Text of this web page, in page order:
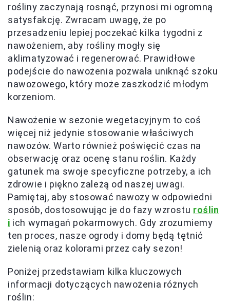
rośliny zaczynają rosnąć, przynosi mi ogromną
satysfakcję. Zwracam uwagę, że po
przesadzeniu lepiej poczekać kilka tygodni z
nawożeniem, aby rośliny mogły się
aklimatyzować i regenerować. Prawidłowe
podejście do nawożenia pozwala uniknąć szoku
nawozowego, który może zaszkodzić młodym
korzeniom.
Nawożenie w sezonie wegetacyjnym to coś
więcej niż jedynie stosowanie właściwych
nawozów. Warto również poświęcić czas na
obserwację oraz ocenę stanu roślin. Każdy
gatunek ma swoje specyficzne potrzeby, a ich
zdrowie i piękno zależą od naszej uwagi.
Pamiętaj, aby stosować nawozy w odpowiedni
sposób, dostosowując je do fazy wzrostu roślin
i ich wymagań pokarmowych. Gdy zrozumiemy
ten proces, nasze ogrody i domy będą tętnić
zielenią oraz kolorami przez cały sezon!
Poniżej przedstawiam kilka kluczowych
informacji dotyczących nawożenia różnych
roślin: